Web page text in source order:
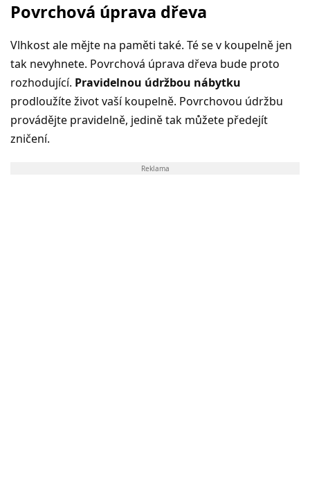
Povrchová úprava dřeva
Vlhkost ale mějte na paměti také. Té se v koupelně jen
tak nevyhnete. Povrchová úprava dřeva bude proto
rozhodující. Pravidelnou údržbou nábytku
prodloužíte život vaší koupelně. Povrchovou údržbu
provádějte pravidelně, jedině tak můžete předejít
zničení.
Reklama